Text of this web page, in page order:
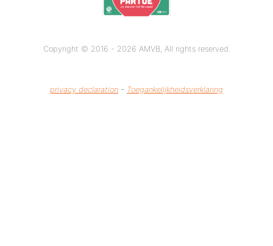
Copyright © 2016 - 2026 AMVB, All rights reserved.
privacy declaration - Toegankelijkheidsverklaring